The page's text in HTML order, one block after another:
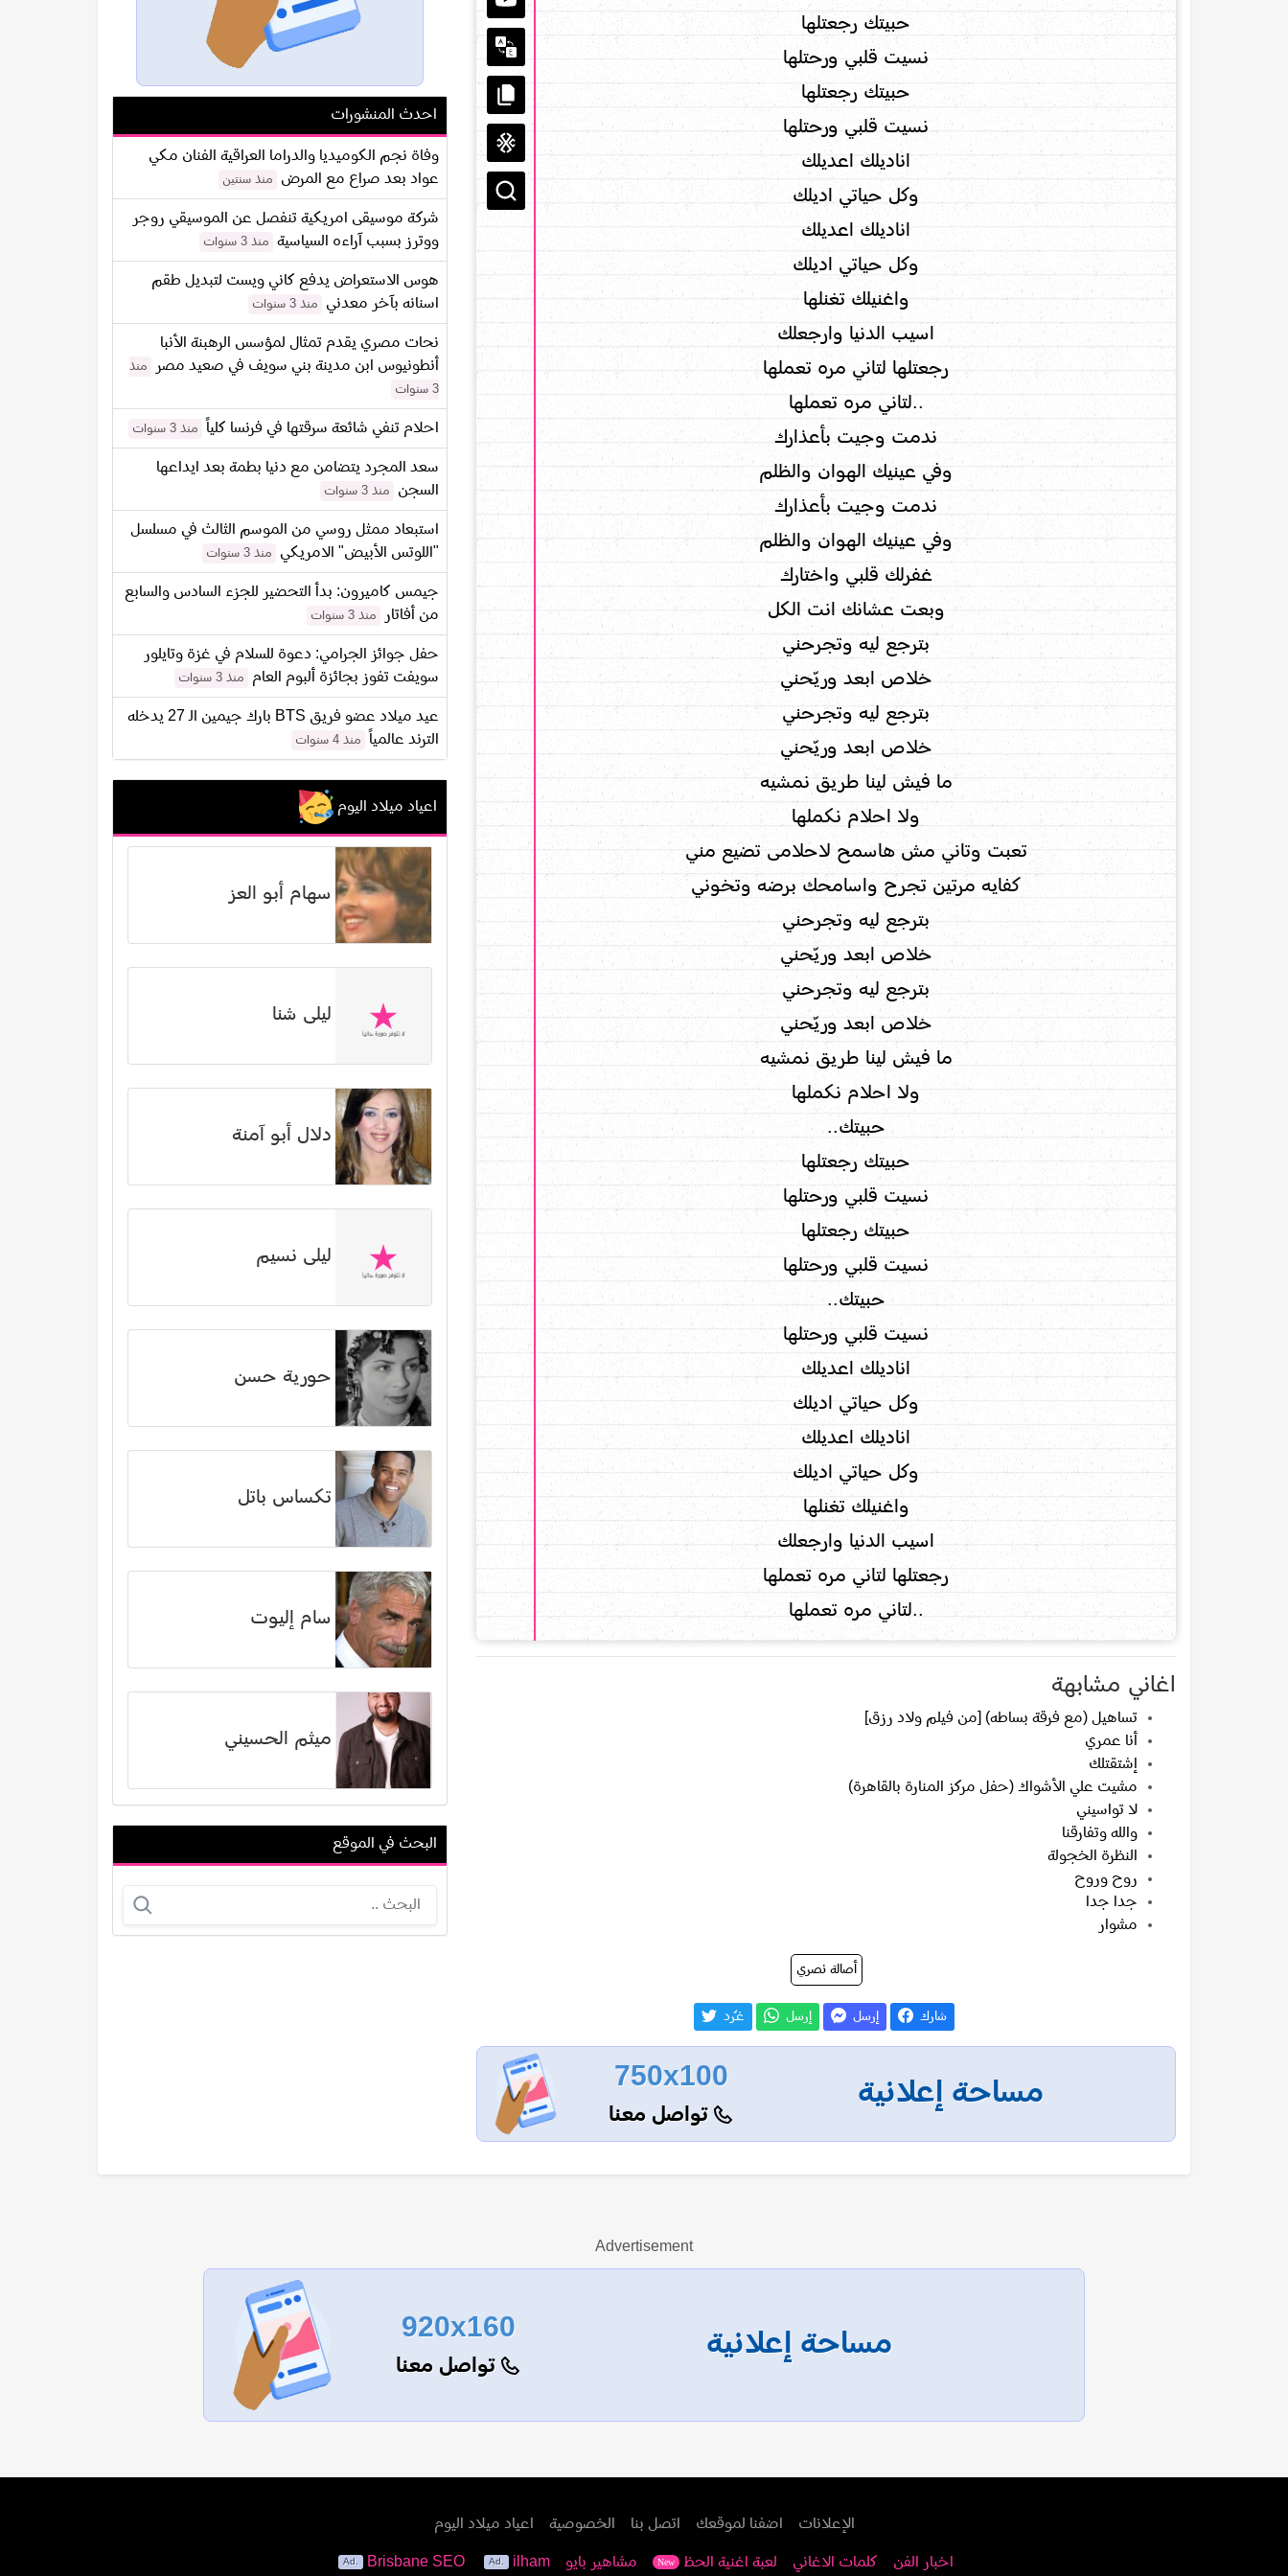
حبيتك رجعتلها
نسيت قلبي ورحتلها
حبيتك رجعتلها
نسيت قلبي ورحتلها
اناديلك اعديلك
وكل حياتي اديلك
اناديلك اعديلك
وكل حياتي اديلك
واغنيلك تغنلها
اسيب الدنيا وارجعلك
رجعتلها لتاني مره تعملها
..لتاني مره تعملها
ندمت وجيت بأعذارك
وفي عينيك الهوان والظلم
ندمت وجيت بأعذارك
وفي عينيك الهوان والظلم
غفرلك قلبي واختارك
وبعت عشانك انت الكل
بترجع ليه وتجرحني
خلاص ابعد وريّحني
بترجع ليه وتجرحني
خلاص ابعد وريّحني
ما فيش لينا طريق نمشيه
ولا احلام نكملها
تعبت وتاني مش هاسمح لاحلامى تضيع مني
كفايه مرتين تجرح واسامحك برضه وتخوني
بترجع ليه وتجرحني
خلاص ابعد وريّحني
بترجع ليه وتجرحني
خلاص ابعد وريّحني
ما فيش لينا طريق نمشيه
ولا احلام نكملها
حبيتك..
حبيتك رجعتلها
نسيت قلبي ورحتلها
حبيتك رجعتلها
نسيت قلبي ورحتلها
حبيتك..
نسيت قلبي ورحتلها
اناديلك اعديلك
وكل حياتي اديلك
اناديلك اعديلك
وكل حياتي اديلك
واغنيلك تغنلها
اسيب الدنيا وارجعلك
رجعتلها لتاني مره تعملها
..لتاني مره تعملها
اغاني مشابهة
تساهيل (مع فرقة بساطه) [من فيلم ولاد رزق]
أنا عمري
إشتقتلك
مشيت علي الأشواك (حفل مركز المنارة بالقاهرة)
لا تواسيني
والله وتفارقنا
النظرة الخجولة
روح وروح
جدا جدا
مشوار
أصالة نصري
شارك إرسل إرسل غـّرد
مساحة إعلانية
750x100
تواصل معنا
احدث المنشورات
وفاة نجم الكوميديا والدراما العراقية الفنان مكي
عواد بعد صراع مع المرض
منذ سنتين
شركة موسيقى امريكية تنفصل عن الموسيقي روجر
ووترز بسبب آراءه السياسية
منذ 3 سنوات
هوس الاستعراض يدفع كاني ويست لتبديل طقم
اسنانه بآخر معدني
منذ 3 سنوات
نحات مصري يقدم تمثال لمؤسس الرهبنة الأنبا
أنطونيوس ابن مدينة بني سويف في صعيد مصر
منذ
3 سنوات
احلام تنفي شائعة سرقتها في فرنسا كلياً منذ 3 سنوات
سعد المجرد يتضامن مع دنيا بطمة بعد ايداعها
السجن
منذ 3 سنوات
استبعاد ممثل روسي من الموسم الثالث في مسلسل
"اللوتس الأبيض" الامريكي
منذ 3 سنوات
جيمس كاميرون: بدأ التحضير للجزء السادس والسابع
من أفاتار
منذ 3 سنوات
حفل جوائز الجرامي: دعوة للسلام في غزة وتايلور
سويفت تفوز بجائزة ألبوم العام
منذ 3 سنوات
عيد ميلاد عضو فريق BTS بارك جيمين الـ 27 يدخله
الترند عالمياً
منذ 4 سنوات
اعياد ميلاد اليوم
سهام أبو العز
ليلى شنا
دلال أبو آمنة
ليلى نسيم
حورية حسن
تكساس باتل
سام إليوت
ميثم الحسيني
نجوى زهير
البحث في الموقع
Advertisement
مساحة إعلانية
920x160
تواصل معنا
الإعلانات اضفنا لموقعك اتصل بنا الخصوصية اعياد ميلاد اليوم
اخبار الفن كلمات الاغاني لعبة اغنية الحظ New مشاهير بايو ilham
Brisbane SEO